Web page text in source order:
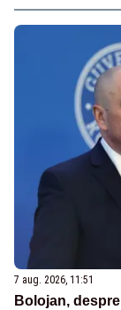
7 aug. 2026, 11:51
Bolojan,